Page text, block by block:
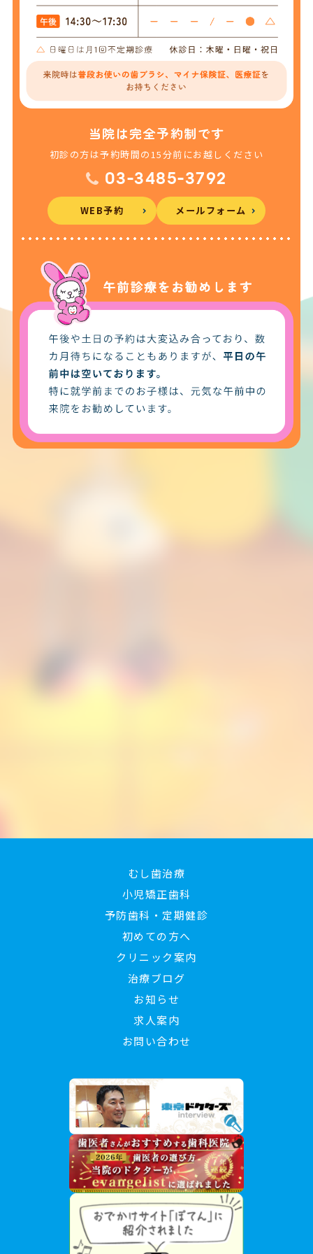
当院は完全予約制です
初診の方は予約時間の15分前にお越しください
03-3485-3792
WEB予約 メールフォーム
むし歯治療
小児矯正歯科
予防歯科・定期健診
初めての方へ
クリニック案内
治療ブログ
お知らせ
求人案内
お問い合わせ